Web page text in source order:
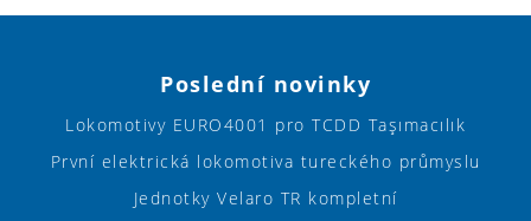
Poslední novinky
Lokomotivy EURO4001 pro TCDD Taşımacılık
První elektrická lokomotiva tureckého průmyslu
Jednotky Velaro TR kompletní